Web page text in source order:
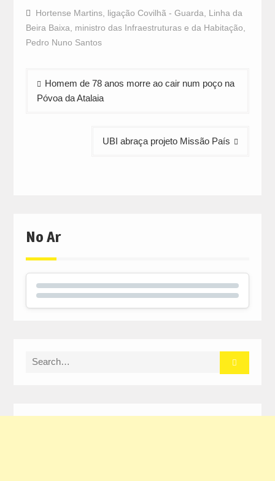
Facebook
(Opens
in
new
window)
WhatsApp
(Opens
in
new
window)
Twitter
(Opens
in
new
Hortense Martins, ligação Covilhã - Guarda
Linha da
Beira Baixa
ministro das Infraestruturas e da Habitação
Pedro Nuno Santos
Navegação
de
Homem de 78 anos morre ao cair num poço na
Póvoa da Atalaia
UBI abraça projeto Missão País
No Ar
Search